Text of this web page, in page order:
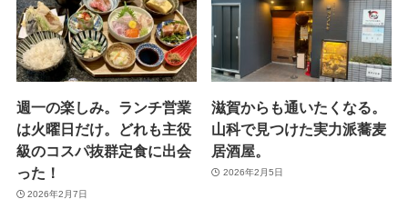
週一の楽しみ。ランチ営業
は火曜日だけ。どれも主役
級のコスパ抜群定食に出会
った！
2026年2月7日
滋賀からも通いたくなる。
山科で見つけた実力派蕎麦
居酒屋。
2026年2月5日